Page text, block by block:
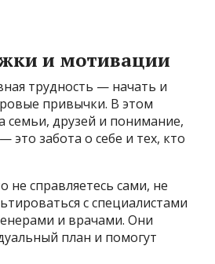
и мотивации
трудность — начать и
привычки. В этом
семьи, друзей и понимание,
это забота о себе и тех, кто
не справляетесь сами, не
с специалистами
и врачами. Они
план и помогут